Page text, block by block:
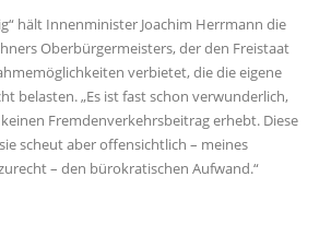
hält Innenminister Joachim Herrmann die
Oberbürgermeisters, der den Freistaat
verbietet, die die eigene
belasten. „Es ist fast schon verwunderlich,
Fremdenverkehrsbeitrag erhebt. Diese
scheut aber offensichtlich – meines
– den bürokratischen Aufwand.“